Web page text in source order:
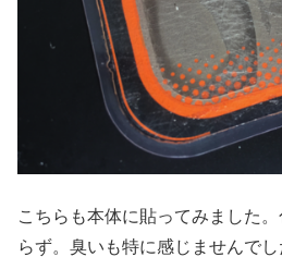
こちらも本体に貼ってみました
らず。臭いも特に感じませんでし